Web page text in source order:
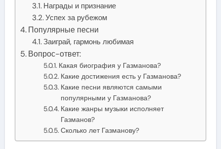
Награды и признание
Успех за рубежом
Популярные песни
Заиграй, гармонь любимая
Вопрос-ответ:
Какая биография у Газманова?
Какие достижения есть у Газманова?
Какие песни являются самыми
популярными у Газманова?
Какие жанры музыки исполняет
Газманов?
Сколько лет Газманову?